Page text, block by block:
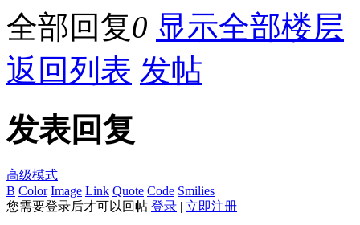
全部回复0 显示全部楼层
返回列表 发帖
发表回复
高级模式
B Color Image Link Quote Code Smilies
您需要登录后才可以回帖 登录 | 立即注册